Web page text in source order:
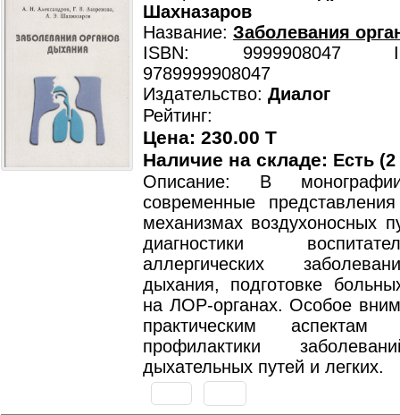
Шахназаров
Название: Заболевания
ISBN: 9999908047
9789999908047
Издательство: Диалог
Рейтинг:
Цена: 230.00 T
Наличие на складе: Есть
Описание: В
современные
механизмах воздухоносных
диагностики
аллергических
дыхания, подготовке
на ЛОР-органах. Особое
практическим
профилактики
дыхательных путей и легких.